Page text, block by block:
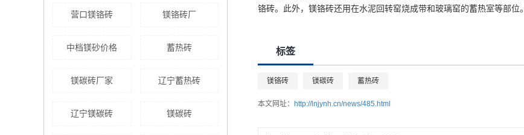
营口镁铬砖 镁铬砖厂
中档镁砂价格 蓄热砖
镁碳砖厂家 辽宁蓄热砖
辽宁镁碳砖 镁碳砖
铬砖。此外，镁铬砖还用在水泥回转窑烧成带和玻璃窑的蓄热室等部位。
标签
镁铬砖 镁碳砖 蓄热砖
本文网址： http://lnjynh.cn/news/485.html